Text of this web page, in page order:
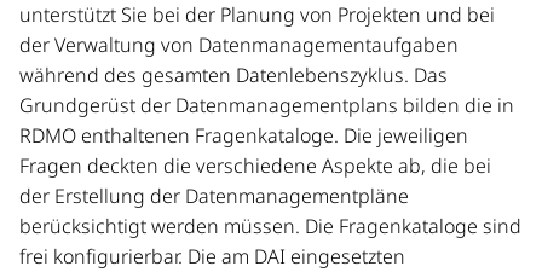
unterstützt Sie bei der Planung von Projekten und bei
der Verwaltung von Datenmanagementaufgaben
während des gesamten Datenlebenszyklus. Das
Grundgerüst der Datenmanagementplans bilden die in
RDMO enthaltenen Fragenkataloge. Die jeweiligen
Fragen deckten die verschiedene Aspekte ab, die bei
der Erstellung der Datenmanagementpläne
berücksichtigt werden müssen. Die Fragenkataloge sind
frei konfigurierbar. Die am DAI eingesetzten